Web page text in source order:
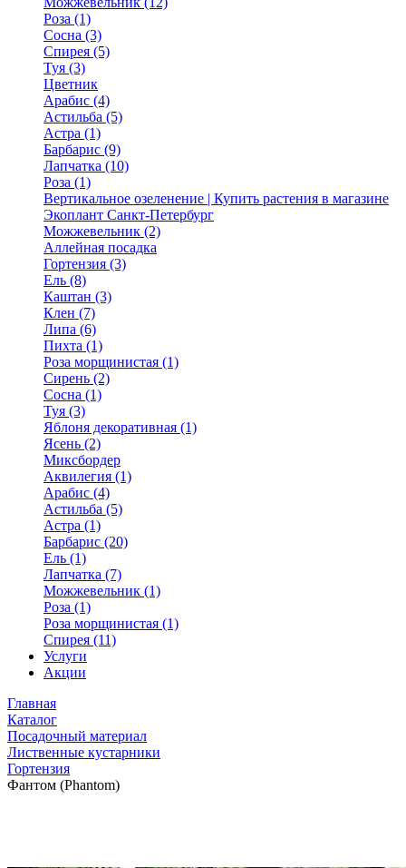
Роза (1)
Сосна (3)
Спирея (5)
Туя (3)
Цветник
Арабис (4)
Астильба (5)
Астра (1)
Барбарис (9)
Лапчатка (10)
Роза (1)
Вертикальное озеленение | Купить растения в магазине
Экоплант Санкт-Петербург
Можжевельник (2)
Аллейная посадка
Гортензия (3)
Ель (8)
Каштан (3)
Клен (7)
Липа (6)
Пихта (1)
Роза морщинистая (1)
Сирень (2)
Сосна (1)
Туя (3)
Яблоня декоративная (1)
Ясень (2)
Миксбордер
Аквилегия (1)
Арабис (4)
Астильба (5)
Астра (1)
Барбарис (20)
Ель (1)
Лапчатка (7)
Можжевельник (1)
Роза (1)
Роза морщинистая (1)
Спирея (11)
Услуги
Акции
Главная
Каталог
Посадочный материал
Лиственные кустарники
Гортензия
Фантом (Phantom)